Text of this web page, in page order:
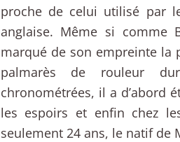
proche de celui utilisé par
anglaise. Même si comme
marqué de son empreinte la
palmarès de rouleur
chronométrées, il a d’abord
les espoirs et enfin chez
seulement 24 ans, le natif de